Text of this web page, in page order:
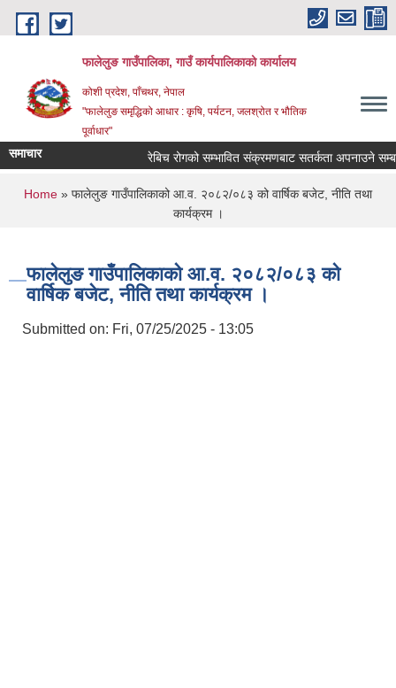
Skip to main content
फालेलुङ गाउँपालिका, गाउँ कार्यपालिकाको कार्यालय
कोशी प्रदेश, पाँचथर, नेपाल
"फालेलुङ समृद्धिको आधार : कृषि, पर्यटन, जलश्रोत र भौतिक
पूर्वाधार"
समाचार रेबिच रोगको सम्भावित संक्रमणबाट सतर्कता अपनाउने
You are here
Home » फालेलुङ गाउँपालिकाको आ.व. २०८२/०८३ को वार्षिक बजेट, नीति तथा
कार्यक्रम ।
फालेलुङ गाउँपालिकाको आ.व. २०८२/०८३ को
वार्षिक बजेट, नीति तथा कार्यक्रम ।
Submitted on: Fri, 07/25/2025 - 13:05